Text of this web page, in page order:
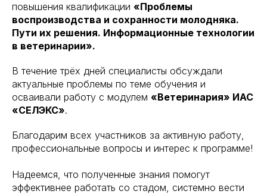
повышения квалификации «Проблемы
воспроизводства и сохранности молодняка.
Пути их решения. Информационные технологии
в ветеринарии».
В течение трёх дней специалисты обсуждали
актуальные проблемы по теме обучения и
осваивали работу с модулем «Ветеринария» ИАС
«СЕЛЭКС».
Благодарим всех участников за активную работу,
профессиональные вопросы и интерес к программе!
Надеемся, что полученные знания помогут
эффективнее работать со стадом, системно вести